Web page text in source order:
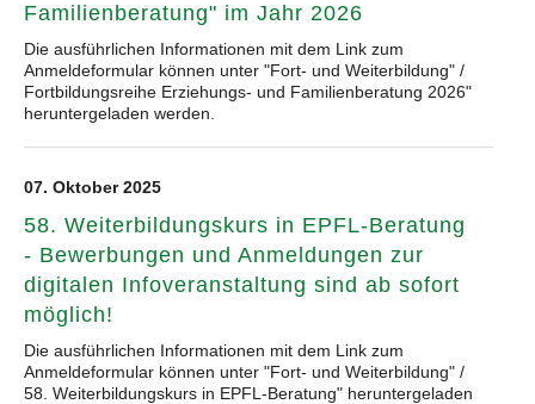
Familienberatung" im Jahr 2026
Die ausführlichen Informationen mit dem Link zum
Anmeldeformular können unter "Fort- und Weiterbildung" /
Fortbildungsreihe Erziehungs- und Familienberatung 2026"
heruntergeladen werden.
07. Oktober 2025
58. Weiterbildungskurs in EPFL-Beratung
- Bewerbungen und Anmeldungen zur
digitalen Infoveranstaltung sind ab sofort
möglich!
Die ausführlichen Informationen mit dem Link zum
Anmeldeformular können unter "Fort- und Weiterbildung" /
58. Weiterbildungskurs in EPFL-Beratung" heruntergeladen